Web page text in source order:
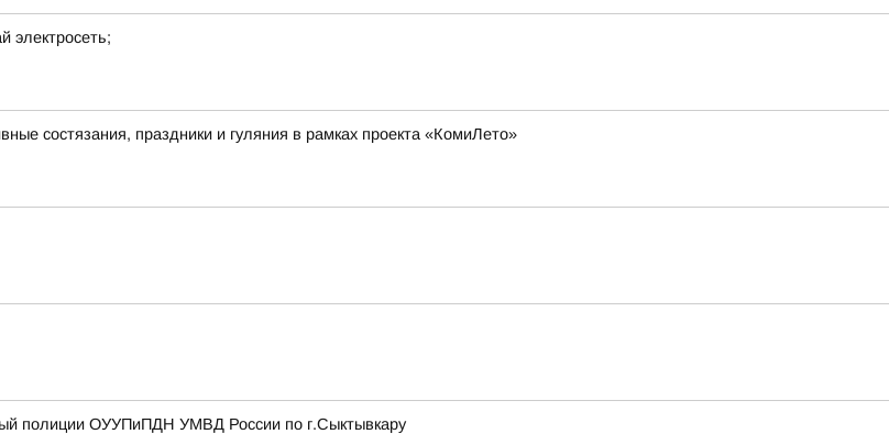
электросеть;
состязания, праздники и гуляния в рамках проекта «КомиЛето»
полиции ОУУПиПДН УМВД России по г.Сыктывкару